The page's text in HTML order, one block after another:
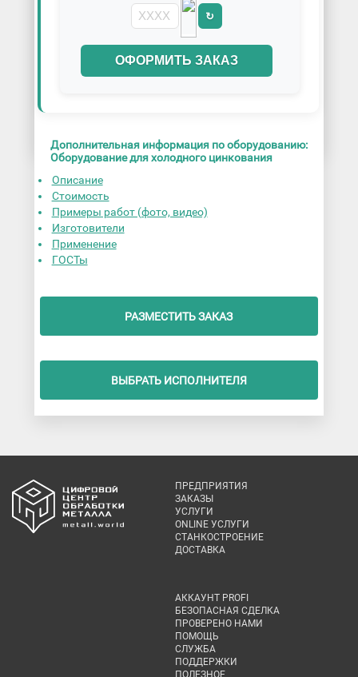
↻
ОФОРМИТЬ ЗАКАЗ
Дополнительная информация по оборудованию:
Оборудование для холодного цинкования
Описание
Стоимость
Примеры работ (фото, видео)
Изготовители
Применение
ГОСТы
РАЗМЕСТИТЬ ЗАКАЗ
ВЫБРАТЬ ИСПОЛНИТЕЛЯ
ПРЕДПРИЯТИЯ
ЗАКАЗЫ
УСЛУГИ
ONLINE УСЛУГИ
СТАНКОСТРОЕНИЕ
ДОСТАВКА
АККАУНТ PROFI
БЕЗОПАСНАЯ СДЕЛКА
ПРОВЕРЕНО НАМИ
ПОМОЩЬ
СЛУЖБА
ПОДДЕРЖКИ